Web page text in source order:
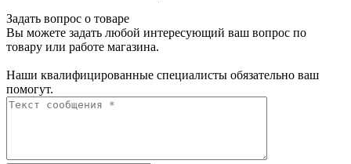
Задать вопрос о товаре
Вы можете задать любой интересующий ваш вопрос по
товару или работе магазина.
Наши квалифицированные специалисты обязательно ваш
помогут.